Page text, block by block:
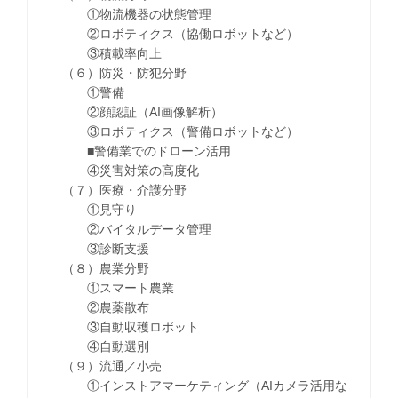
①物流機器の状態管理
②ロボティクス（協働ロボットなど）
③積載率向上
（６）防災・防犯分野
①警備
②顔認証（AI画像解析）
③ロボティクス（警備ロボットなど）
■警備業でのドローン活用
④災害対策の高度化
（７）医療・介護分野
①見守り
②バイタルデータ管理
③診断支援
（８）農業分野
①スマート農業
②農薬散布
③自動収穫ロボット
④自動選別
（９）流通／小売
①インストアマーケティング（AIカメラ活用な